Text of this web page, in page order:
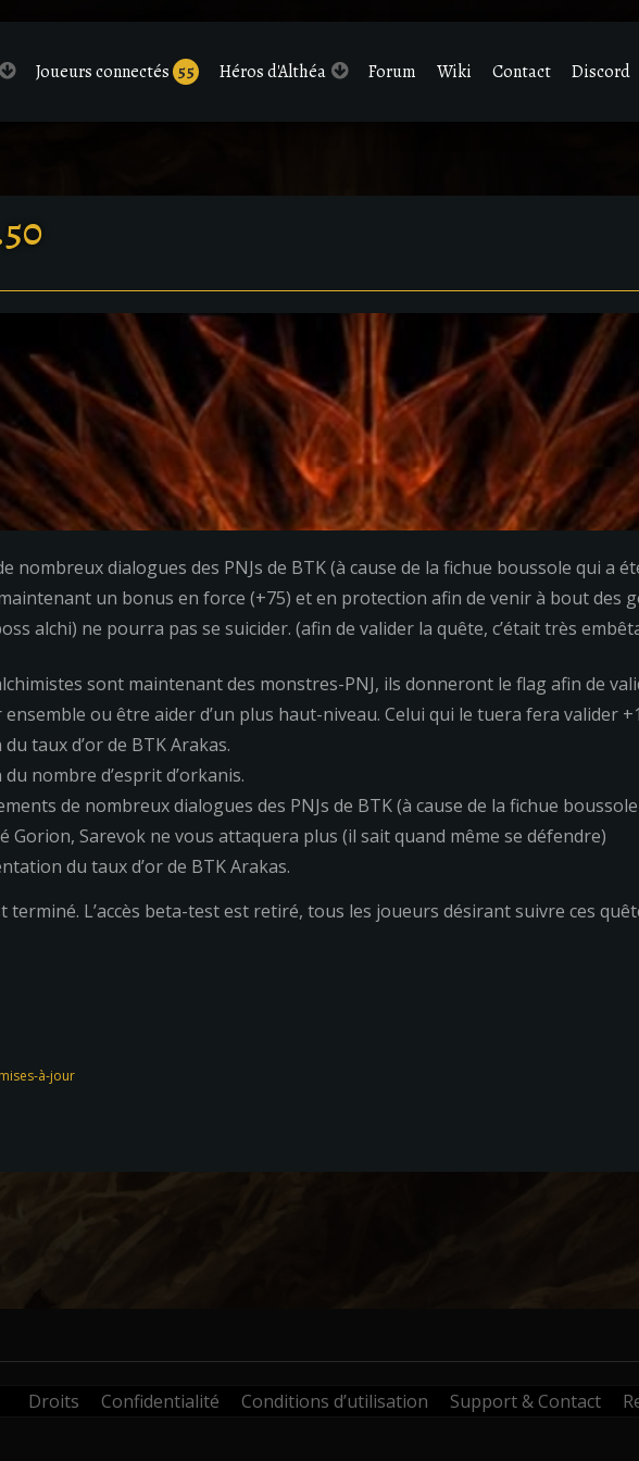
Joueurs connectés 55 Héros d'Althéa Forum Wiki Contact Discord
nombreux dialogues des PNJs de BTK (à cause de la fichue boussole qui a
un bonus en force (+75) et en protection afin de venir à bout des
alchi) ne pourra pas se suicider. (afin de valider la quête, c’était très
sont maintenant des monstres-PNJ, ils donneront le flag afin de
ou être aider d’un plus haut-niveau. Celui qui le tuera fera valider
taux d’or de BTK Arakas.
nombre d’esprit d’orkanis.
de nombreux dialogues des PNJs de BTK (à cause de la fichue
Gorion, Sarevok ne vous attaquera plus (il sait quand même se défendre)
du taux d’or de BTK Arakas.
terminé. L’accès beta-test est retiré, tous les joueurs désirant suivre ces
à-jour
Droits Confidentialité Conditions d’utilisation Support & Contact